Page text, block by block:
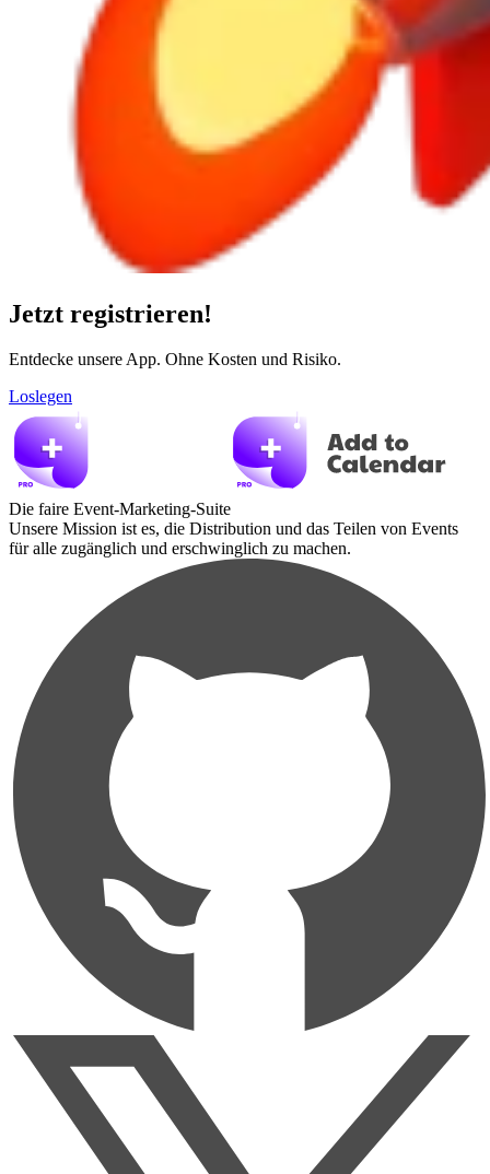
Jetzt registrieren!
Entdecke unsere App. Ohne Kosten und Risiko.
Loslegen
Die faire Event-Marketing-Suite
Unsere Mission ist es, die Distribution und das Teilen von Events
für alle zugänglich und erschwinglich zu machen.